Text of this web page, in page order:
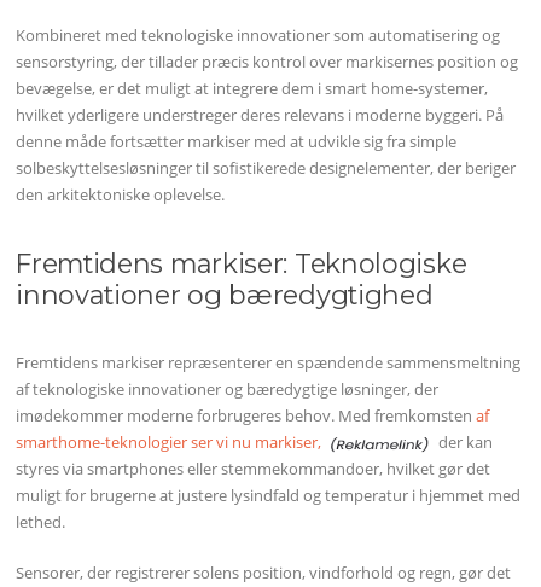
Kombineret med teknologiske innovationer som automatisering og
sensorstyring, der tillader præcis kontrol over markisernes position og
bevægelse, er det muligt at integrere dem i smart home-systemer,
hvilket yderligere understreger deres relevans i moderne byggeri. På
denne måde fortsætter markiser med at udvikle sig fra simple
solbeskyttelsesløsninger til sofistikerede designelementer, der beriger
den arkitektoniske oplevelse.
Fremtidens markiser: Teknologiske
innovationer og bæredygtighed
Fremtidens markiser repræsenterer en spændende sammensmeltning
af teknologiske innovationer og bæredygtige løsninger, der
imødekommer moderne forbrugeres behov. Med fremkomstenaf
smarthome-teknologier ser vi nu markiser,
der kan
styres via smartphones eller stemmekommandoer, hvilket gør det
muligt for brugerne at justere lysindfald og temperatur i hjemmet med
lethed.
Sensorer, der registrerer solens position, vindforhold og regn, gør det